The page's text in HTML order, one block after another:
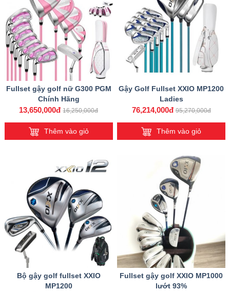
Fullset gậy golf nữ G300 PGM
Chính Hãng
13,650,000đ 16,250,000đ
Thêm vào giỏ
Gậy Golf Fullset XXIO MP1200
Ladies
76,214,000đ 95,270,000đ
Thêm vào giỏ
Bộ gậy golf fullset XXIO
MP1200
Fullset gậy golf XXIO MP1000
lướt 93%